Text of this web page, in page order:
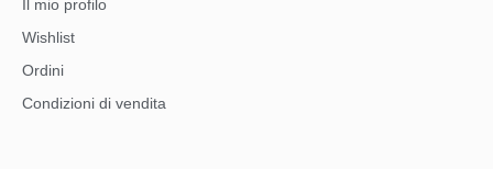
Il mio profilo
Wishlist
Ordini
Condizioni di vendita